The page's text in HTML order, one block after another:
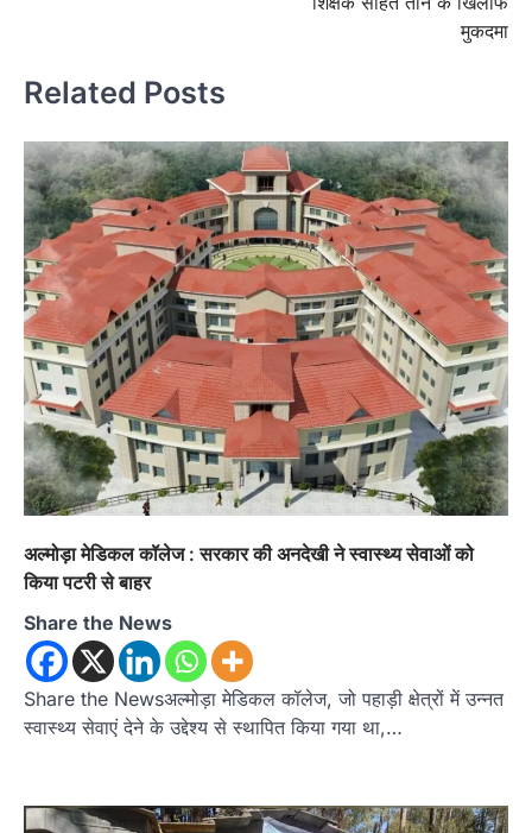
मुकदमा
Related Posts
अल्मोड़ा मेडिकल कॉलेज : सरकार की अनदेखी ने स्वास्थ्य सेवाओं को
किया पटरी से बाहर
Share the News
Share the Newsअल्मोड़ा मेडिकल कॉलेज, जो पहाड़ी क्षेत्रों में उन्नत
स्वास्थ्य सेवाएं देने के उद्देश्य से स्थापित किया गया था,…